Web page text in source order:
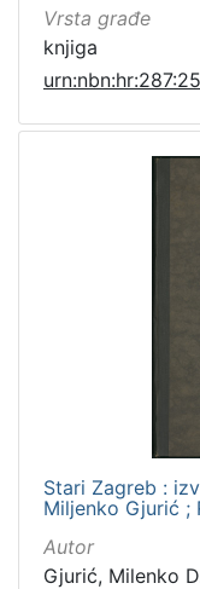
Vrsta građe
knjiga
Stari Zagreb :
Miljenko Gjurić ;
Autor
Gjurić, Milenko